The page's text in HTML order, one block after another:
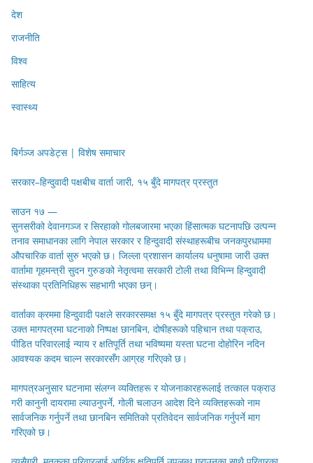
देश
राजनीति
विश्व
साहित्य
स्वास्थ्य
बिर्गञ्ज अपडेट्स | विशेष समाचार
सरकार–हिन्दुवादी पक्षबीच वार्ता जारी, १५ बुँदे मागपत्र प्रस्तुत
साउन १७ —
सुनसरीको देवानगञ्ज र सिरहाको गोलबजारमा भएका हिंसात्मक घटनापछि उत्पन्न
तनाव समाधानका लागि नेपाल सरकार र हिन्दुवादी संस्थाहरूबीच जनकपुरधाममा
औपचारिक वार्ता सुरु भएको छ। जिल्ला प्रशासन कार्यालय धनुषामा जारी उक्त
वार्तामा गृहमन्त्री सुदन गुरुङको नेतृत्वमा सरकारी टोली तथा विभिन्न हिन्दुवादी
संस्थाका प्रतिनिधिहरू सहभागी भएका छन्।
वार्ताका क्रममा हिन्दुवादी पक्षले सरकारसमक्ष १५ बुँदे मागपत्र प्रस्तुत गरेको छ।
उक्त मागपत्रमा घटनाको निष्पक्ष छानबिन, दोषीहरूको पहिचान तथा पक्राउ,
पीडित परिवारलाई न्याय र क्षतिपूर्ति तथा भविष्यमा यस्ता घटना दोहोरिन नदिन
आवश्यक कदम चाल्न सरकारसँग आग्रह गरिएको छ।
मागपत्रअनुसार घटनामा संलग्न व्यक्तिहरू र योजनाकारहरूलाई तत्काल पक्राउ
गरी कानुनी दायरामा ल्याउनुपर्ने, गोली चलाउन आदेश दिने व्यक्तिहरूको नाम
सार्वजनिक गर्नुपर्ने तथा छानबिन समितिको प्रतिवेदन सार्वजनिक गर्नुपर्ने माग
गरिएको छ।